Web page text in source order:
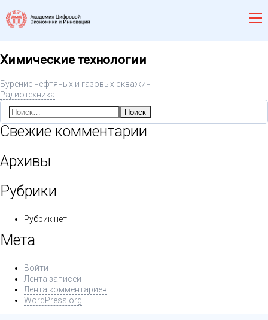
Химические технологии
Бурение нефтяных и газовых скважин
Радиотехника
Найти:
Свежие комментарии
Архивы
Рубрики
Рубрик нет
Мета
Войти
Лента записей
Лента комментариев
WordPress.org